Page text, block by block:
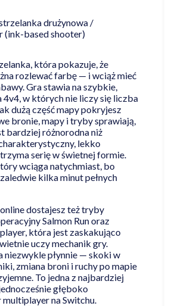
drużynowa /
(ink-based shooter)
która pokazuje, że
rozlewać farbę — i wciąż mieć
Gra stawia na szybkie,
w których nie liczy się liczba
dużą część mapy pokryjesz
bronie, mapy i tryby sprawiają,
bardziej różnorodna niż
lekko
serię w świetnej formie.
wciąga natychmiast, bo
kilka minut pełnych
dostajesz też tryby
Salmon Run oraz
która jest zaskakująco
uczy mechanik gry.
niezwykle płynnie — skoki w
zmiana broni i ruchy po mapie
To jedna z najbardziej
głęboko
na Switchu.